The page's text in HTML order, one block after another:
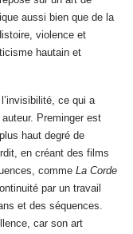
aussi bien que de la
violence et
hautain et
ce qui a
Preminger est
haut degré de
en créant des films
comme La Corde
par un travail
et des séquences.
car son art